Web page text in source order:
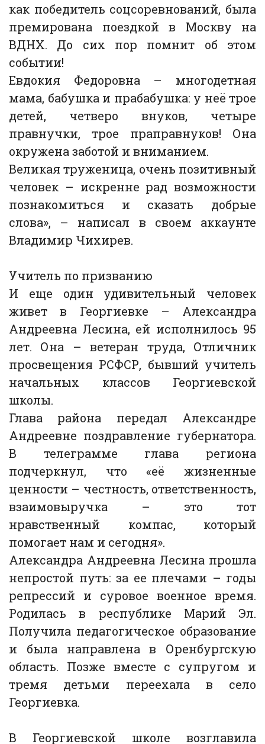
как победитель соцсоревнований, была
премирована поездкой в Москву на
ВДНХ. До сих пор помнит об этом
событии!
Евдокия Федоровна – многодетная
мама, бабушка и прабабушка: у неё трое
детей, четверо внуков, четыре
правнучки, трое праправнуков! Она
окружена заботой и вниманием.
Великая труженица, очень позитивный
человек – искренне рад возможности
познакомиться и сказать добрые
слова», – написал в своем аккаунте
Владимир Чихирев.
Учитель по призванию
И еще один удивительный человек
живет в Георгиевке – Александра
Андреевна Лесина, ей исполнилось 95
лет. Она – ветеран труда, Отличник
просвещения РСФСР, бывший учитель
начальных классов Георгиевской
школы.
Глава района передал Александре
Андреевне поздравление губернатора.
В телеграмме глава региона
подчеркнул, что «её жизненные
ценности – честность, ответственность,
взаимовыручка – это тот
нравственный компас, который
помогает нам и сегодня».
Александра Андреевна Лесина прошла
непростой путь: за ее плечами – годы
репрессий и суровое военное время.
Родилась в республике Марий Эл.
Получила педагогическое образование
и была направлена в Оренбургскую
область. Позже вместе с супругом и
тремя детьми переехала в село
Георгиевка.
В Георгиевской школе возглавила